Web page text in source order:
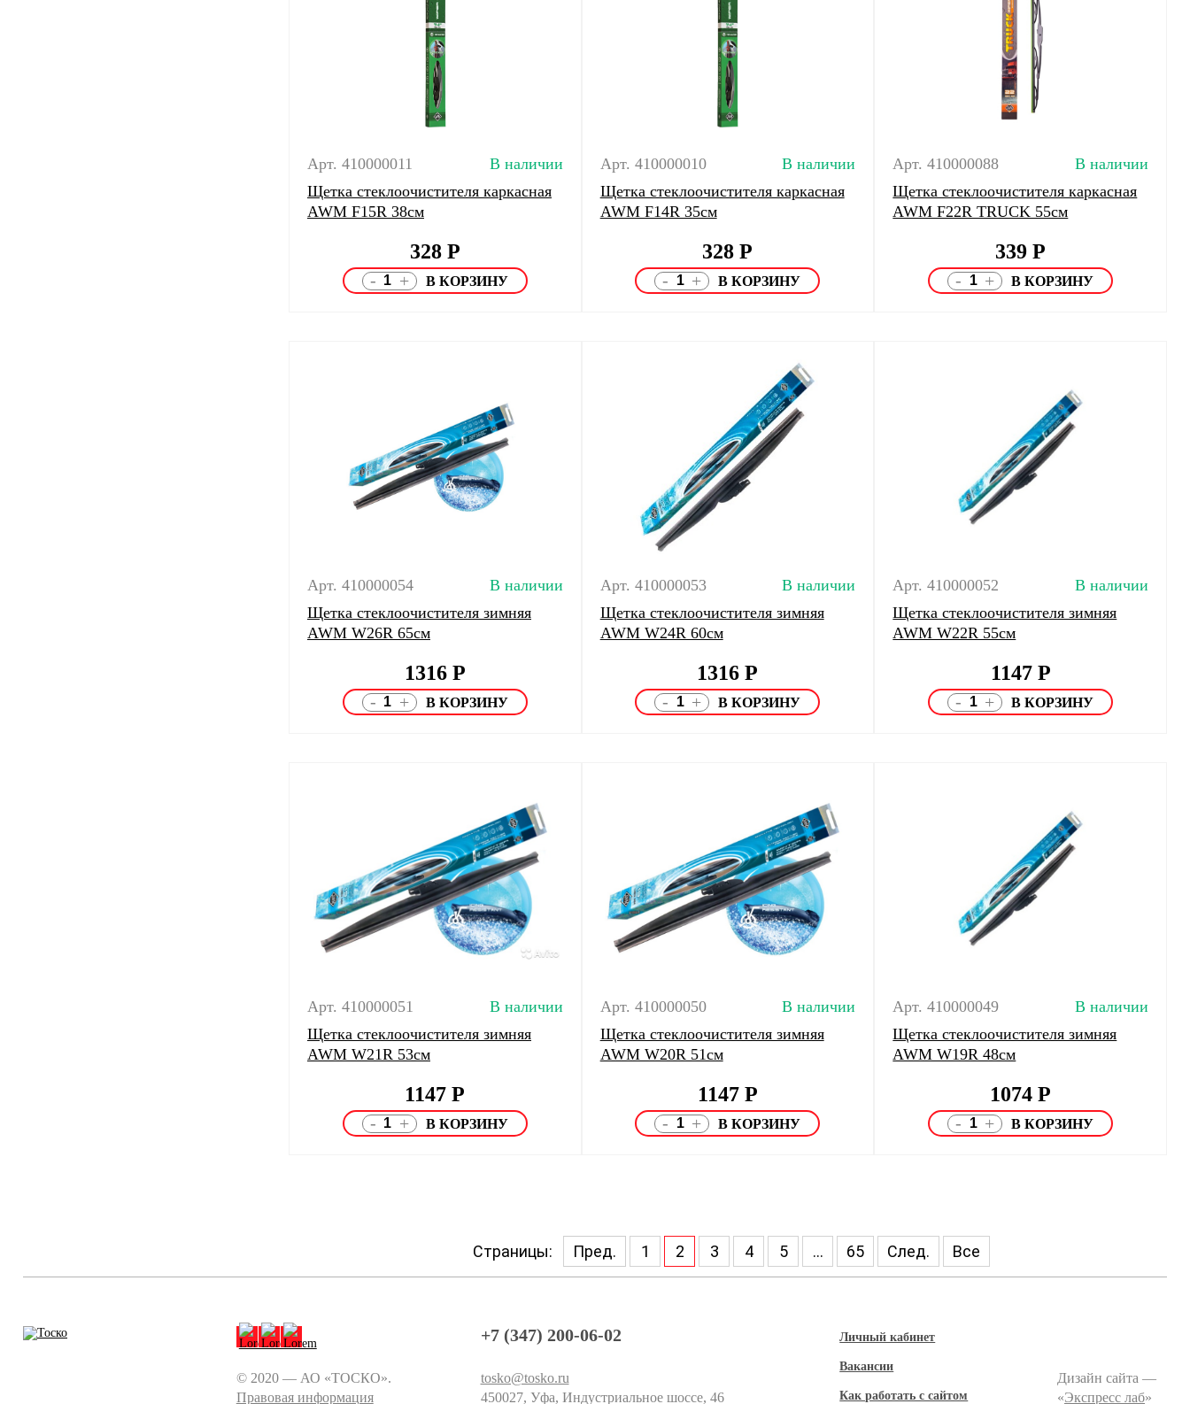
Арт. 410000011
В наличии
Щетка стеклоочистителя каркасная
AWM F15R 38см
328 Р
- +
Арт. 410000010
В наличии
Щетка стеклоочистителя каркасная
AWM F14R 35см
328Р
- +
Арт. 410000088
В наличии
Щетка стеклоочистителя каркасная
AWM F22R TRUCK 55см
339Р
- +
Арт. 410000054
В наличии
Щетка стеклоочистителя зимняя
AWM W26R 65см
1316 Р
- +
Арт. 410000053
В наличии
Щетка стеклоочистителя зимняя
AWM W24R 60см
1316Р
- +
Арт. 410000052
В наличии
Щетка стеклоочистителя зимняя
AWM W22R 55см
1147 Р
- +
Арт. 410000051
В наличии
Щетка стеклоочистителя зимняя
AWM W21R 53см
1147Р
- +
Арт. 410000050
В наличии
Щетка стеклоочистителя зимняя
AWM W20R 51см
1147 Р
- +
Арт. 410000049
В наличии
Щетка стеклоочистителя зимняя
AWM W19R 48см
1074Р
- +
Страницы: Пред. 1 2 3 4 5 ... 65 След. Все
© 2020 — АО «ТОСКО».
Правовая информация
+7 (347) 200-06-02
tosko@tosko.ru
450027, Уфа, Индустриальное шоссе, 46
Личный кабинет
Вакансии
Как работать с сайтом
Дизайн сайта —
«Экспресс лаб»